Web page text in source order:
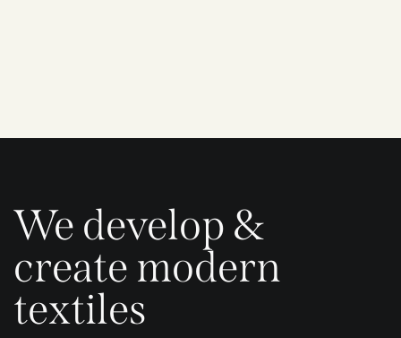
We develop &
create modern
textiles